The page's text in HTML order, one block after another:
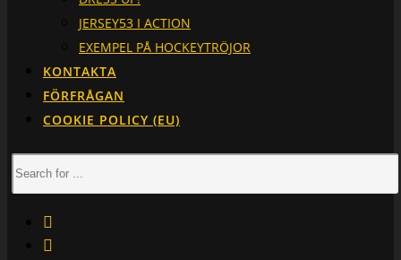
JERSEY53 I ACTION
EXEMPEL PÅ HOCKEYTRÖJOR
KONTAKTA
FÖRFRÅGAN
COOKIE POLICY (EU)